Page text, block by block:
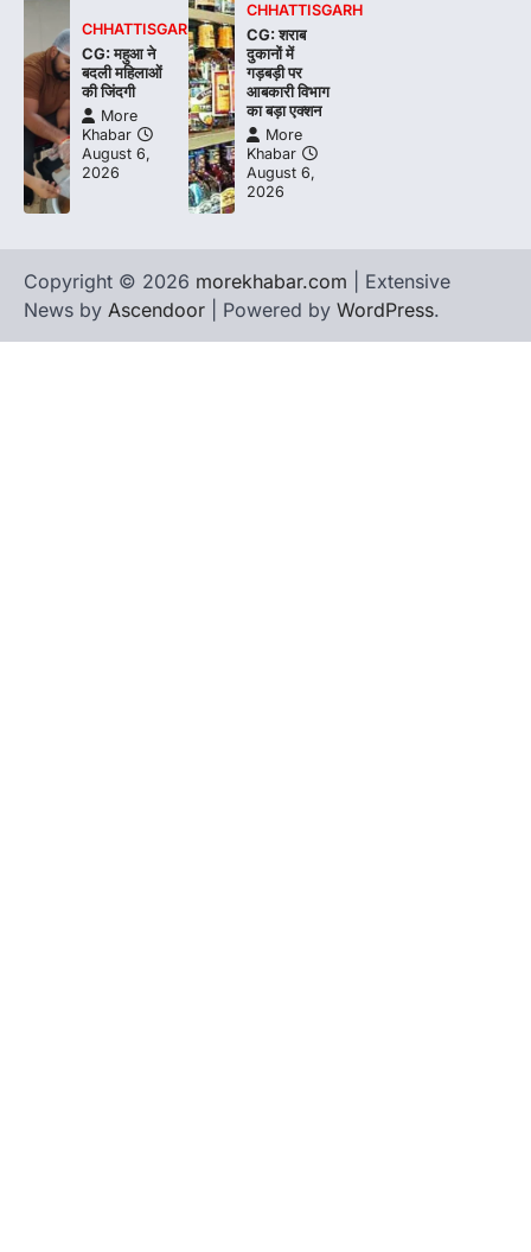
CHHATTISGARH
CG: महुआ ने
बदली महिलाओं
की जिंदगी
More
Khabar
August 6,
2026
CHHATTISGARH
CG: शराब
दुकानों में
गड़बड़ी पर
आबकारी विभाग
का बड़ा एक्शन
More
Khabar
August 6,
2026
Copyright © 2026 morekhabar.com | Extensive
News by Ascendoor | Powered by WordPress.